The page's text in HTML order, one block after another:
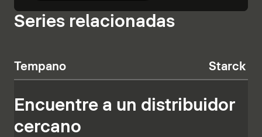
Series relacionadas
Tempano Starck T
Encuentre a un distribuidor
cercano